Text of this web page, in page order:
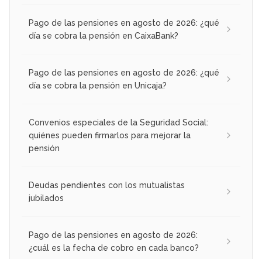
Pago de las pensiones en agosto de 2026: ¿qué
día se cobra la pensión en CaixaBank?
Pago de las pensiones en agosto de 2026: ¿qué
día se cobra la pensión en Unicaja?
Convenios especiales de la Seguridad Social:
quiénes pueden firmarlos para mejorar la
pensión
Deudas pendientes con los mutualistas
jubilados
Pago de las pensiones en agosto de 2026:
¿cuál es la fecha de cobro en cada banco?